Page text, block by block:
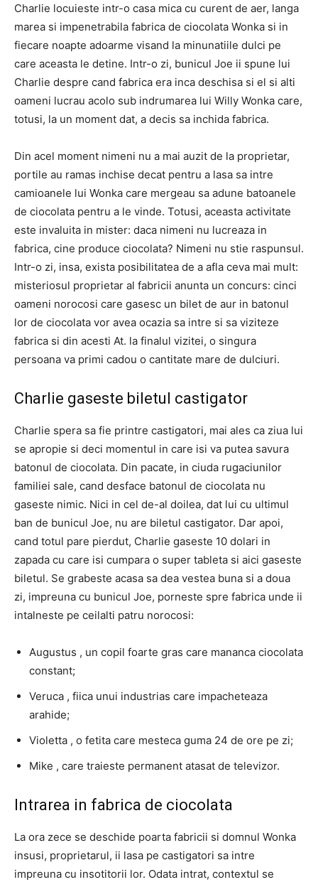
Charlie locuieste intr-o casa mica cu curent de aer, langa
marea si impenetrabila fabrica de ciocolata Wonka si in
fiecare noapte adoarme visand la minunatiile dulci pe
care aceasta le detine. Intr-o zi, bunicul Joe ii spune lui
Charlie despre cand fabrica era inca deschisa si el si alti
oameni lucrau acolo sub indrumarea lui Willy Wonka care,
totusi, la un moment dat, a decis sa inchida fabrica.
Din acel moment nimeni nu a mai auzit de la proprietar,
portile au ramas inchise decat pentru a lasa sa intre
camioanele lui Wonka care mergeau sa adune batoanele
de ciocolata pentru a le vinde. Totusi, aceasta activitate
este invaluita in mister: daca nimeni nu lucreaza in
fabrica, cine produce ciocolata? Nimeni nu stie raspunsul.
Intr-o zi, insa, exista posibilitatea de a afla ceva mai mult:
misteriosul proprietar al fabricii anunta un concurs: cinci
oameni norocosi care gasesc un bilet de aur in batonul
lor de ciocolata vor avea ocazia sa intre si sa viziteze
fabrica si din acesti At. la finalul vizitei, o singura
persoana va primi cadou o cantitate mare de dulciuri.
Charlie gaseste biletul castigator
Charlie spera sa fie printre castigatori, mai ales ca ziua lui
se apropie si deci momentul in care isi va putea savura
batonul de ciocolata. Din pacate, in ciuda rugaciunilor
familiei sale, cand desface batonul de ciocolata nu
gaseste nimic. Nici in cel de-al doilea, dat lui cu ultimul
ban de bunicul Joe, nu are biletul castigator. Dar apoi,
cand totul pare pierdut, Charlie gaseste 10 dolari in
zapada cu care isi cumpara o super tableta si aici gaseste
biletul. Se grabeste acasa sa dea vestea buna si a doua
zi, impreuna cu bunicul Joe, porneste spre fabrica unde ii
intalneste pe ceilalti patru norocosi:
Augustus , un copil foarte gras care mananca ciocolata
constant;
Veruca , fiica unui industrias care impacheteaza
arahide;
Violetta , o fetita care mesteca guma 24 de ore pe zi;
Mike , care traieste permanent atasat de televizor.
Intrarea in fabrica de ciocolata
La ora zece se deschide poarta fabricii si domnul Wonka
insusi, proprietarul, ii lasa pe castigatori sa intre
impreuna cu insotitorii lor. Odata intrat, contextul se